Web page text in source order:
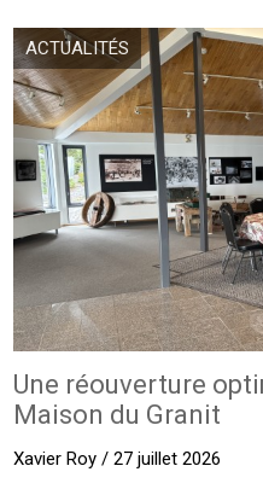
ACTUALITÉS
Une réouverture
Maison du Granit
Xavier Roy / 27 juillet 2026